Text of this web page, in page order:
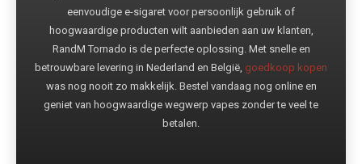
eenvoudige e-sigaret voor persoonlijk gebruik of
hoogwaardige producten wilt aanbieden aan uw klanten,
RandM Tornado is de perfecte oplossing. Met snelle en
betrouwbare levering in Nederland en België, goedkoop kopen
was nog nooit zo makkelijk. Bestel vandaag nog online en
geniet van hoogwaardige wegwerp vapes zonder te veel te
betalen.